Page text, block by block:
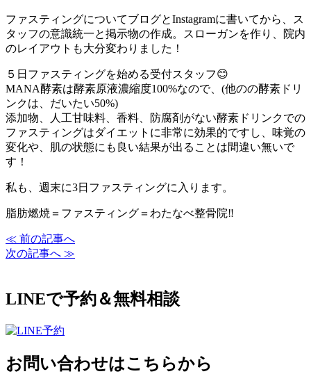
ファスティングについてブログとInstagramに書いてから、ス
タッフの意識統一と掲示物の作成。スローガンを作り、院内
のレイアウトも大分変わりました！
５日ファスティングを始める受付スタッフ😊
MANA酵素は酵素原液濃縮度100%なので、(他のの酵素ドリ
ンクは、だいたい50%)
添加物、人工甘味料、香料、防腐剤がない酵素ドリンクでの
ファスティングはダイエットに非常に効果的ですし、味覚の
変化や、肌の状態にも良い結果が出ることは間違い無いで
す！
私も、週末に3日ファスティングに入ります。
脂肪燃焼＝ファスティング＝わたなべ整骨院‼️
≪ 前の記事へ
次の記事へ ≫
LINEで予約＆無料相談
お問い合わせはこちらから